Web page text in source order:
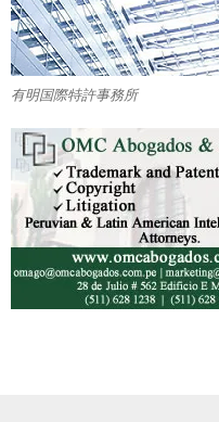
有明国際特許事務所